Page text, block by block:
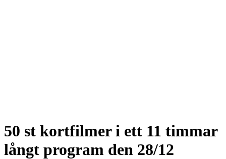
50 st kortfilmer i ett 11 timmar
långt program den 28/12